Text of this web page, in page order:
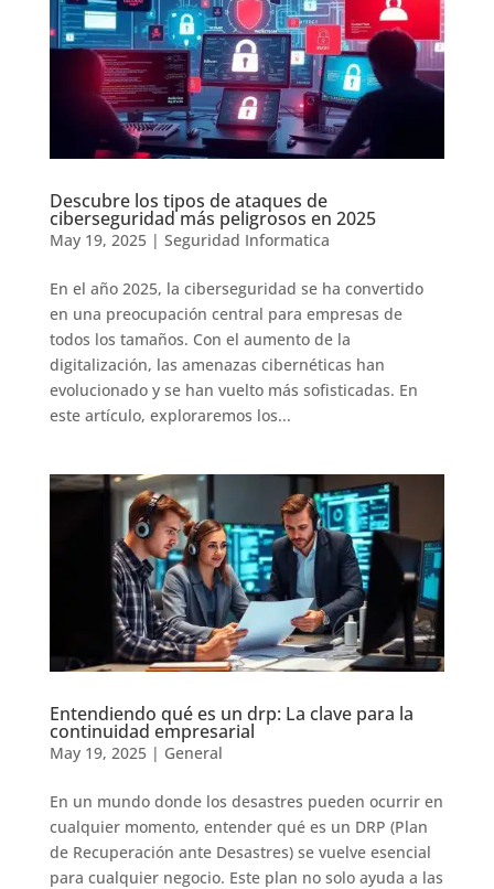
Descubre los tipos de ataques de
ciberseguridad más peligrosos en 2025
May 19, 2025| Seguridad Informatica
En el año 2025, la ciberseguridad se ha convertido
en una preocupación central para empresas de
todos los tamaños. Con el aumento de la
digitalización, las amenazas cibernéticas han
evolucionado y se han vuelto más sofisticadas. En
este artículo, exploraremos los...
Entendiendo qué es un drp: La clave para la
continuidad empresarial
May 19, 2025| General
En un mundo donde los desastres pueden ocurrir en
cualquier momento, entender qué es un DRP (Plan
de Recuperación ante Desastres) se vuelve esencial
para cualquier negocio. Este plan no solo ayuda a las